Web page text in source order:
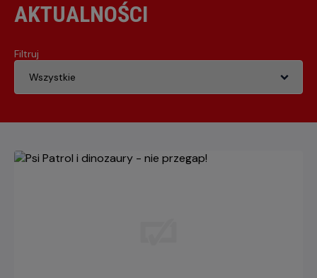
AKTUALNOŚCI
Filtruj